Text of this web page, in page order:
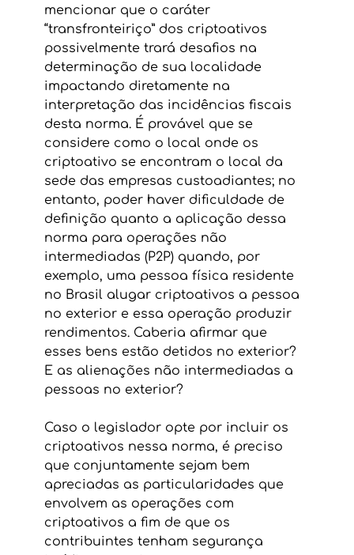
mencionar que o caráter
“transfronteiriço” dos criptoativos
possivelmente trará desafios na
determinação de sua localidade
impactando diretamente na
interpretação das incidências fiscais
desta norma. É provável que se
considere como o local onde os
criptoativo se encontram o local da
sede das empresas custoadiantes; no
entanto, poder haver dificuldade de
definição quanto a aplicação dessa
norma para operações não
intermediadas (P2P) quando, por
exemplo, uma pessoa física residente
no Brasil alugar criptoativos a pessoa
no exterior e essa operação produzir
rendimentos. Caberia afirmar que
esses bens estão detidos no exterior?
E as alienações não intermediadas a
pessoas no exterior?
Caso o legislador opte por incluir os
criptoativos nessa norma, é preciso
que conjuntamente sejam bem
apreciadas as particularidades que
envolvem as operações com
criptoativos a fim de que os
contribuintes tenham segurança